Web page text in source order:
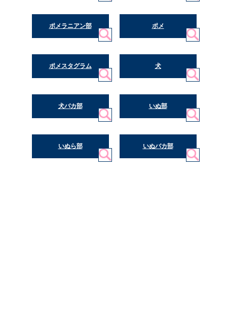
ポメラニアン部 ポメ
ポメスタグラム 犬
犬バカ部 いぬ部
いぬら部 いぬバカ部